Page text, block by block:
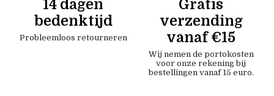
14 dagen
bedenktijd
Probleemloos retourneren
Gratis
verzending
vanaf €15
Wij nemen de portokosten
voor onze rekening bij
bestellingen vanaf 15 euro.